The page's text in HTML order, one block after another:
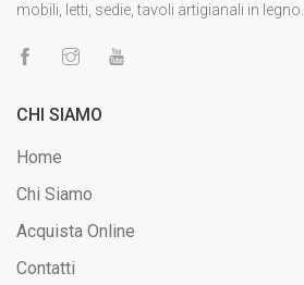
mobili, letti, sedie, tavoli artigianali in legno.
CHI SIAMO
Home
Chi Siamo
Acquista Online
Contatti